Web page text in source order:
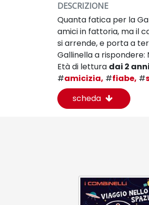
DESCRIZIONE
Quanta fatica per la
amici in fattoria, ma il
si arrende, e porta a
Gallinella a rispondere:
Età di lettura dai 2 anni
#amicizia, #fiabe, #
scheda